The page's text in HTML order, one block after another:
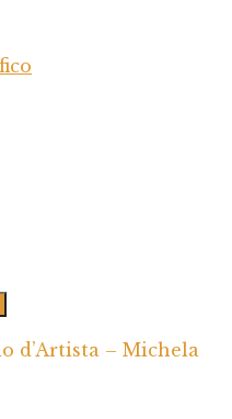
d’Artista – Michela